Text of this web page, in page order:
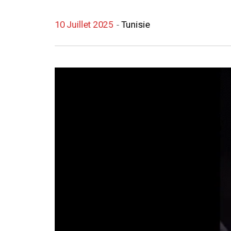
-Tunisie
10 Juillet 2025